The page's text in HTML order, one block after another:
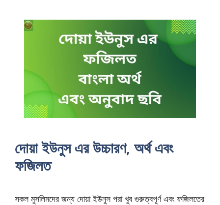
দোয়া ইউনুস এর উচ্চারণ, অর্থ এবং
ফজিলত
সকল মুসলিমদের জন্য দোয়া ইউনুস পরা খুব গুরুত্বপূর্ণ এবং ফজিলতের